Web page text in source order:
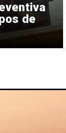
de